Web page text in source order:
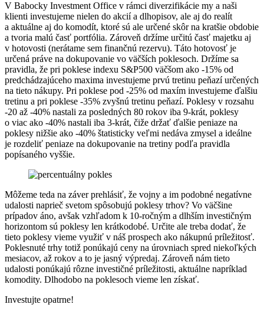
V Babocky Investment Office v rámci diverzifikácie my a naši
klienti investujeme nielen do akcií a dlhopisov, ale aj do realít
a aktuálne aj do komodít, ktoré sú ale určené skôr na kratšie obdobie
a tvoria malú časť portfólia. Zároveň držíme určitú časť majetku aj
v hotovosti (nerátame sem finančnú rezervu). Táto hotovosť je
určená práve na dokupovanie vo väčších poklesoch. Držíme sa
pravidla, že pri poklese indexu S&P500 väčšom ako -15% od
predchádzajúceho maxima investujeme prvú tretinu peňazí určených
na tieto nákupy. Pri poklese pod -25% od maxím investujeme ďalšiu
tretinu a pri poklese -35% zvyšnú tretinu peňazí. Poklesy v rozsahu
-20 až -40% nastali za posledných 80 rokov iba 9-krát, poklesy
o viac ako -40% nastali iba 3-krát, čiže držať ďalšie peniaze na
poklesy nižšie ako -40% štatisticky veľmi nedáva zmysel a ideálne
je rozdeliť peniaze na dokupovanie na tretiny podľa pravidla
popísaného vyššie.
Môžeme teda na záver prehlásiť, že vojny a im podobné negatívne
udalosti naprieč svetom spôsobujú poklesy trhov? Vo väčšine
prípadov áno, avšak vzhľadom k 10-ročným a dlhším investičným
horizontom sú poklesy len krátkodobé. Určite ale treba dodať, že
tieto poklesy vieme využiť v náš prospech ako nákupnú príležitosť.
Poklesnuté trhy totiž ponúkajú ceny na úrovniach spred niekoľkých
mesiacov, až rokov a to je jasný výpredaj. Zároveň nám tieto
udalosti ponúkajú rôzne investičné príležitosti, aktuálne napríklad
komodity. Dlhodobo na poklesoch vieme len získať.
Investujte opatrne!